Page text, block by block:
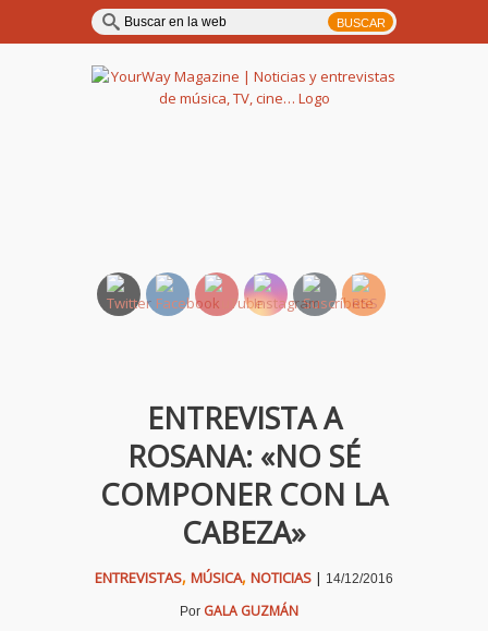
ENTREVISTA A
ROSANA: «NO SÉ
COMPONER CON LA
CABEZA»
ENTREVISTAS, MÚSICA, NOTICIAS | 14/12/2016
Por GALA GUZMÁN